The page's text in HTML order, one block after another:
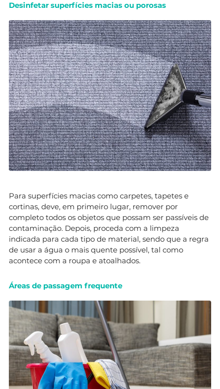
Desinfetar superfícies macias ou porosas
Para superfícies macias como carpetes, tapetes e
cortinas, deve, em primeiro lugar, remover por
completo todos os objetos que possam ser passíveis de
contaminação. Depois, proceda com a limpeza
indicada para cada tipo de material, sendo que a regra
de usar a água o mais quente possível, tal como
acontece com a roupa e atoalhados.
Áreas de passagem frequente